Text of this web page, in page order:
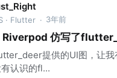
· Flutter · 3年前
仿写了
提供的UI图，让我
认识的fl...